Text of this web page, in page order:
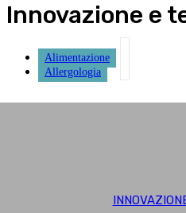
Innovazione e
Alimentazione
Allergologia